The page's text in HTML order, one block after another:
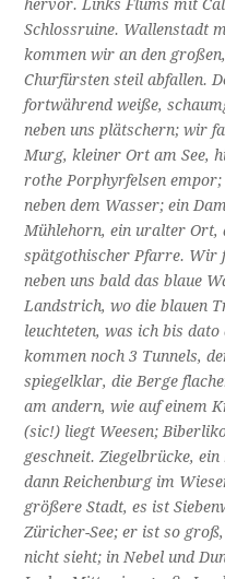
hervor. Links Flums mit
Schlossruine. Wallenstadt
kommen wir an den
Churfürsten steil abfallen.
fortwährend weiße,
neben uns plätschern; wir
Murg, kleiner Ort am See,
rothe Porphyrfelsen
neben dem Wasser; ein
Mühlehorn, ein uralter Ort,
spätgothischer Pfarre. Wir
neben uns bald das blaue
Landstrich, wo die blauen
leuchteten, was ich bis
kommen noch 3 Tunnels,
spiegelklar, die Berge
am andern, wie auf einem
(sic!) liegt Weesen;
geschneit. Ziegelbrücke,
dann Reichenburg im
größere Stadt, es ist
Züricher-See; er ist so
nicht sieht; in Nebel und